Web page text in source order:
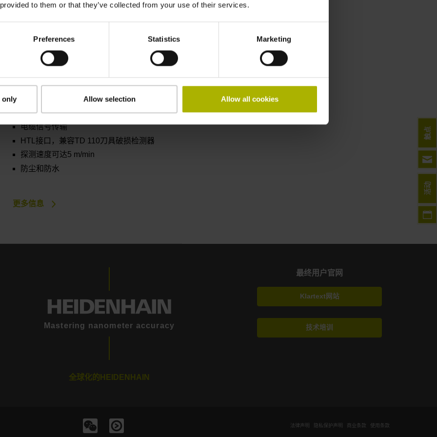
to them or that they’ve collected from your use of their services.
Preferences Statistics Marketing
only Allow selection Allow all cookies
防尘和防水
更多信息
TT 160
电缆信号传输
HTL接口，兼容TD 110刀具破损检测器
探测速度可达5 m/min
防尘和防水
更多信息
Mastering nanometer accuracy
全球化的HEIDENHAIN
最终用户官网
Klartext网站
技术培训
法律声明 隐私保护声明 商业条款 使用条款
活动
触点